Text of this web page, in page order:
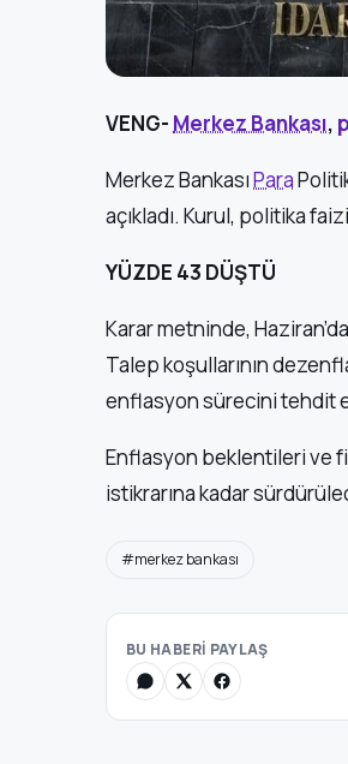
VENG- Merkez Bankası,
Merkez BankasıPara
açıkladı. Kurul, politika
YÜZDE 43 DÜŞTÜ
Karar metninde,
Talep koşullarının
enflasyon sürecini tehdit
Enflasyon beklentileri ve
istikrarına kadar
#merkez bankası
BU HABERİ PAYLAŞ